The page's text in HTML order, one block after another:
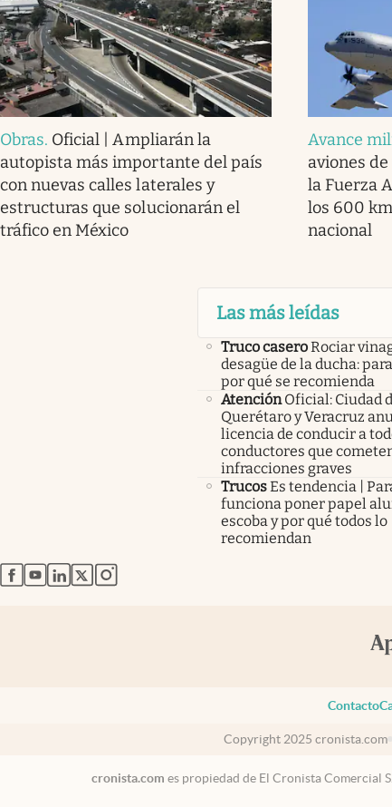
Obras. Oficial | Ampliarán la
autopista más importante del país
con nuevas calles laterales y
estructuras que solucionarán el
tráfico en México
Avance
aviones
la Fuerza
los 600
nacional
Las más leídas
Truco caseroRociar
desagüe de la ducha:
por qué se recomienda
Atención Oficial: Ciudad
Querétaro y Veracruz
licencia de conducir a
conductores que
infracciones graves
TrucosEs tendencia |
funciona poner papel
escoba y por qué todos lo
recomiendan
abre en nueva pestaña
abre en nueva pestaña
abre en nueva pestaña
abre en nueva pestaña
abre en nueva pestaña
Contacto
Copyright 2025 cronista.com
cronista.com es propiedad de El Cronista Comercial